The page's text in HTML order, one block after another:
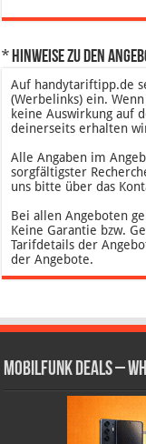
* Hinweise zu den
Auf handytariftipp.de
(Werbelinks) ein.
keine Auswirkung auf
deinerseits erhalten
Alle Angaben im
sorgfältigster
uns bitte über das
Bei allen Angeboten
Keine Garantie bzw.
Tarifdetails der
der Angebote.
Mobilfunk Deals –